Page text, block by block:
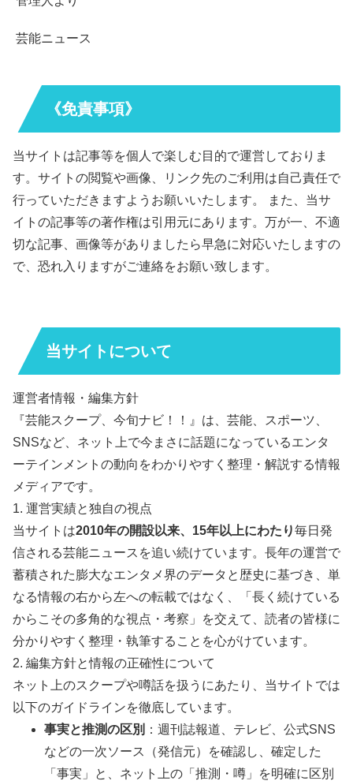
芸能ニュース
《免責事項》
当サイトは記事等を個人で楽しむ目的で運営しておりま
す。サイトの閲覧や画像、リンク先のご利用は自己責任で
行っていただきますようお願いいたします。 また、当サ
イトの記事等の著作権は引用元にあります。万が一、不適
切な記事、画像等がありましたら早急に対応いたしますの
で、恐れ入りますがご連絡をお願い致します。
当サイトについて
運営者情報・編集方針
『芸能スクープ、今旬ナビ！！』は、芸能、スポーツ、
SNSなど、ネット上で今まさに話題になっているエンタ
ーテインメントの動向をわかりやすく整理・解説する情報
メディアです。
1. 運営実績と独自の視点
当サイトは2010年の開設以来、15年以上にわたり毎日発
信される芸能ニュースを追い続けています。長年の運営で
蓄積された膨大なエンタメ界のデータと歴史に基づき、単
なる情報の右から左への転載ではなく、「長く続けている
からこその多角的な視点・考察」を交えて、読者の皆様に
分かりやすく整理・執筆することを心がけています。
2. 編集方針と情報の正確性について
ネット上のスクープや噂話を扱うにあたり、当サイトでは
以下のガイドラインを徹底しています。
事実と推測の区別 ：週刊誌報道、テレビ、公式SNS
などの一次ソース（発信元）を確認し、確定した
「事実」と、ネット上の「推測・噂」を明確に区別